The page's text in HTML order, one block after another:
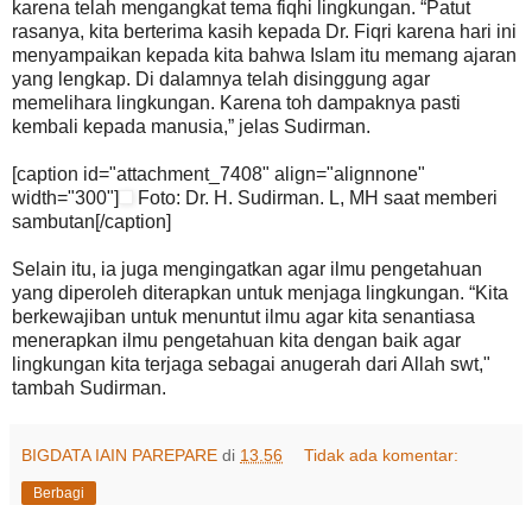
karena telah mengangkat tema fiqhi lingkungan. “Patut
rasanya, kita berterima kasih kepada Dr. Fiqri karena hari ini
menyampaikan kepada kita bahwa Islam itu memang ajaran
yang lengkap. Di dalamnya telah disinggung agar
memelihara lingkungan. Karena toh dampaknya pasti
kembali kepada manusia,” jelas Sudirman.
[caption id="attachment_7408" align="alignnone"
width="300"]
Foto: Dr. H. Sudirman. L, MH saat memberi
sambutan[/caption]
Selain itu, ia juga mengingatkan agar ilmu pengetahuan
yang diperoleh diterapkan untuk menjaga lingkungan. “Kita
berkewajiban untuk menuntut ilmu agar kita senantiasa
menerapkan ilmu pengetahuan kita dengan baik agar
lingkungan kita terjaga sebagai anugerah dari Allah swt,"
tambah Sudirman.
BIGDATA IAIN PAREPARE di 13.56 Tidak ada komentar:
Berbagi